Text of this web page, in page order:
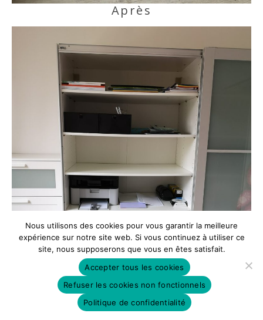
Après
Nous utilisons des cookies pour vous garantir la meilleure
expérience sur notre site web. Si vous continuez à utiliser ce
site, nous supposerons que vous en êtes satisfait.
Accepter tous les cookies
Refuser les cookies non fonctionnels
Politique de confidentialité